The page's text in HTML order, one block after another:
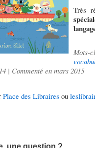
Très
| Commenté en mars 2015
Place des Libraires ou
une question ?